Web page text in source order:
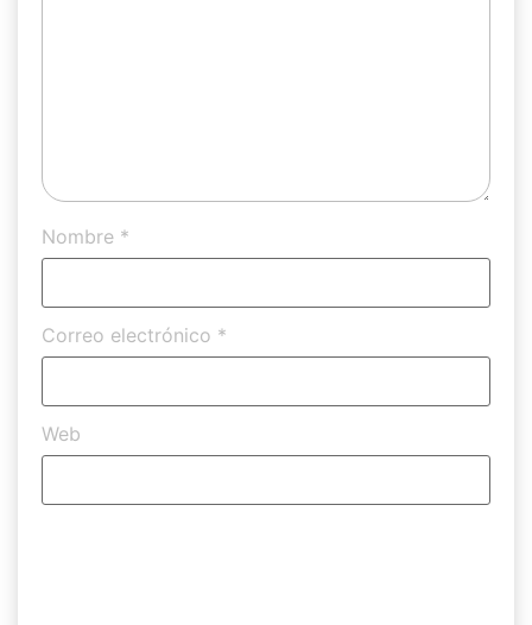
Nombre *
Correo electrónico *
Web